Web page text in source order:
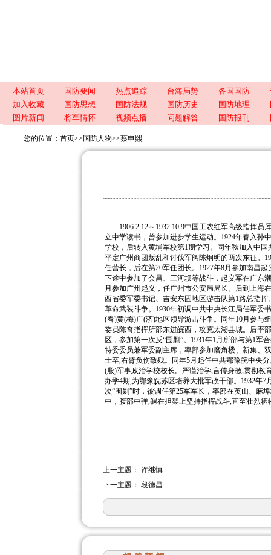
本站首页 国防要闻 热点追踪 台海局势 各国国防
加入收藏
国防思想 国防法规 国防历史 国防地理
图片新闻
将军情怀 视频点播 问题解答 国防报刊
您的位置： 首页>> 国防人物>>蔡申熙
1906.2.12～1932.10.9中国工农红军高级指挥员,
立中学读书，曾参加进步学生运动。 1924年春入孙
学校，后转入黄埔军校第1期学习。同年秋加入中
平定广州商团叛乱和讨伐军阀陈炯明的两次东征。
任营长，后在第20军任团长。1927年8月参加南昌
下途中参加了会昌、三河坝等战斗，起义军在广东
月参加广州起义，任广州市公安局局长。后到上海
西省委军委书记、吉安东固地区游击队第1路总指
革命武装斗争。1930年初调中共中央长江局任军委
(春)黄(梅)广(济)地区领导游击斗争。同年10月参与
委员陈奇指挥所部东进皖西，攻克太湖县城。后率
区，参加第一次反“围剿”。1931年1月所部与第1军
特委委员兼军委副主席，率部参加磨角楼、新集、
士卒,右臂负伤致残。同年5月起任中共鄂豫皖中央
(殷)军事政治学校校长。严谨治学,言传身教,贯彻教
办学4期,为鄂豫皖苏区培养大批军政干部。1932年
次“围剿”时，被调任第25军军长，率部在英山、麻
中，腹部中弹,躺在担架上坚持指挥战斗,直至壮烈
上一主题： 许继慎
下一主题： 段德昌